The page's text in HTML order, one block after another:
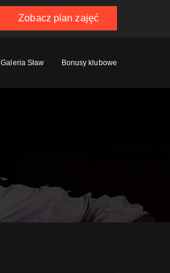
Zobacz plan zajęć
Galeria Sław Bonusy klubowe